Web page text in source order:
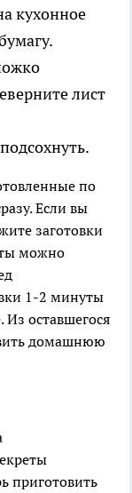
кухонное
лист
по
Если вы
заготовки
можно
1-2 минуты
оставшегося
домашнюю
приготовить